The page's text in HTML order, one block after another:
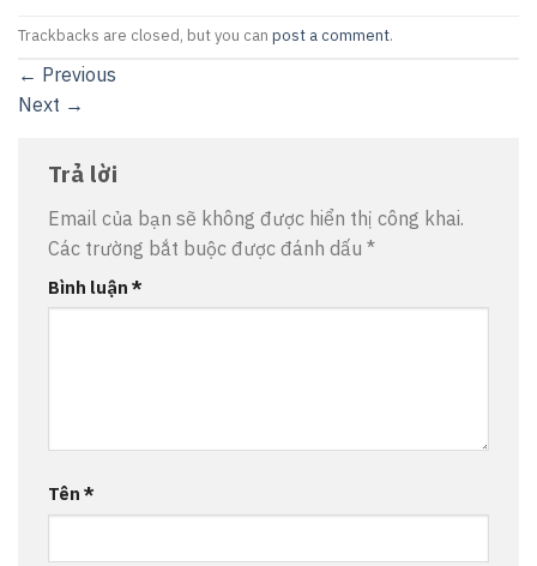
Trackbacks are closed, but you can post a comment.
← Previous
Next →
Trả lời
Email của bạn sẽ không được hiển thị công khai.
Các trường bắt buộc được đánh dấu *
Bình luận *
Tên *